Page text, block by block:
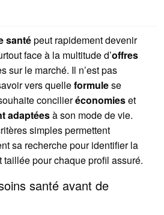
santépeut rapidement devenir
face à la multitude d’offres
sur le marché. Il n’est pas
vers quelleformulese
concilieréconomieset
adaptéesà son mode de vie.
simples permettent
sa recherche pour identifier la
pour chaque profil assuré.
santé avant de